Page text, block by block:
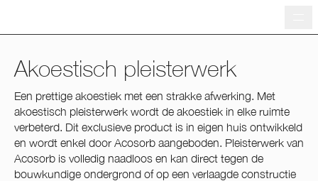
Akoestisch pleisterwerk
Een prettige akoestiek met een strakke afwerking. Met
akoestisch pleisterwerk wordt de akoestiek in elke ruimte
verbeterd. Dit exclusieve product is in eigen huis ontwikkeld
en wordt enkel door Acosorb aangeboden. Pleisterwerk van
Acosorb is volledig naadloos en kan direct tegen de
bouwkundige ondergrond of op een verlaagde constructie